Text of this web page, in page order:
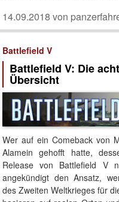
14.09.2018 von
Battlefield V
Battlefield V: Die
Übersicht
Wer auf ein Comeback von
Alamein gehofft hatte,
Release von Battlefield V
angekündigt den Ansatz,
des Zweiten Weltkrieges für